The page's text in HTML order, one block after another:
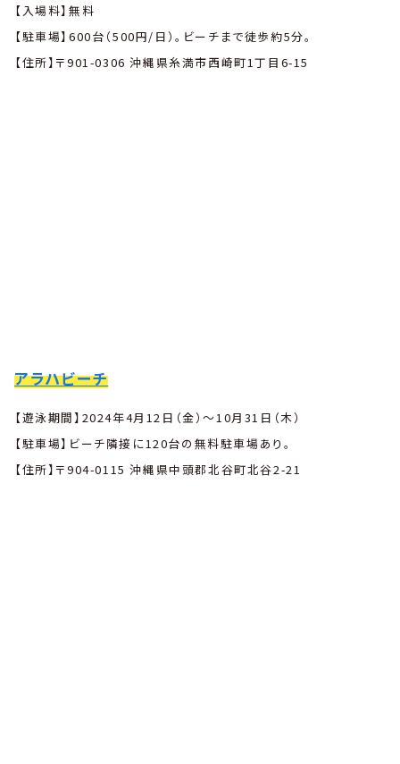
【入場料】無料
【駐車場】600台（500円/日）。ビーチまで徒歩約5分。
【住所】〒901-0306 沖縄県糸満市西崎町1丁目6-15
アラハビーチ
【遊泳期間】2024年4月12日（金）〜10月31日（木）
【駐車場】ビーチ隣接に120台の無料駐車場あり。
【住所】〒904-0115 沖縄県中頭郡北谷町北谷2-21